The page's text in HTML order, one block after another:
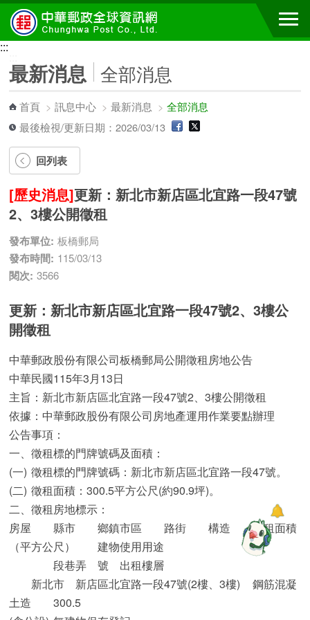
跳到主要內容區塊
:::
最新消息 全部消息
首頁 >訊息中心 >最新消息 >全部消息
最後檢視/更新日期：2026/03/13
回列表
[歷史消息]更新：新北市新店區北宜路一段47號
2、3樓公開徵租
發布單位: 板橋郵局
發布時間: 115/03/13
閱次: 3566
更新：新北市新店區北宜路一段47號2、3樓公
開徵租
中華郵政股份有限公司板橋郵局公開徵租房地公告
中華民國115年3月13日
主旨：新北市新店區北宜路一段47號2、3樓公開徵租
依據：中華郵政股份有限公司房地產運用作業要點辦理
公告事項：
一、徵租標的門牌號碼及面積：
(一) 徵租標的門牌號碼：新北市新店區北宜路一段47號。
(二) 徵租面積：300.5平方公尺(約90.9坪)。
二、徵租房地標示：
房屋
縣市 鄉鎮市區 路街 構造
徵租面積
（平方公尺）
建物使用用途
段巷弄
號
出租樓層
新北市
新店區北宜路一段47號(2樓、3樓)
鋼筋混凝
土造
300.5